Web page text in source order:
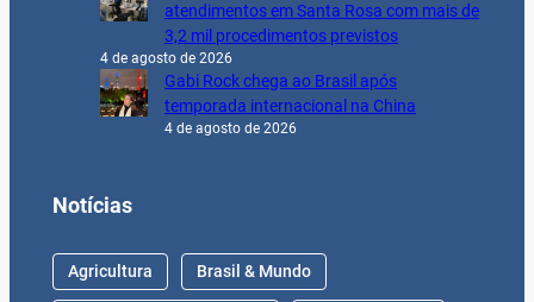
atendimentos em Santa Rosa com mais de
3,2 mil procedimentos previstos
4 de agosto de 2026
Gabi Rock chega ao Brasil após
temporada internacional na China
4 de agosto de 2026
Notícias
Agricultura Brasil & Mundo